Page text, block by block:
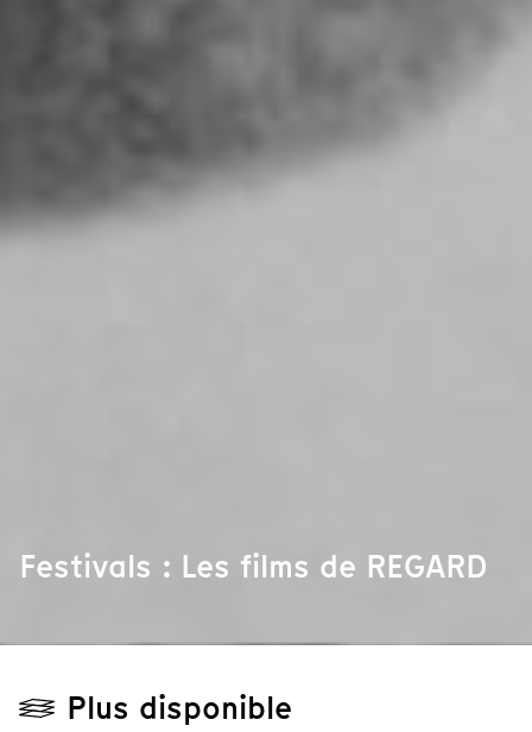
Festivals : Les films de REGARD
Plus disponible